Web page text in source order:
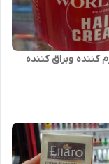
کننده وبراق کننده